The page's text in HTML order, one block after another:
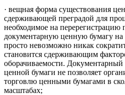
· вещная форма существования
сдерживающей преградой для
необходимое на перерегистрацию
документарную ценную бумагу
просто невозможно никак
становится сдерживающим
оборачиваемости.
ценной бумаги не позволяет
торговлю ценными бумагами в
масштабах;